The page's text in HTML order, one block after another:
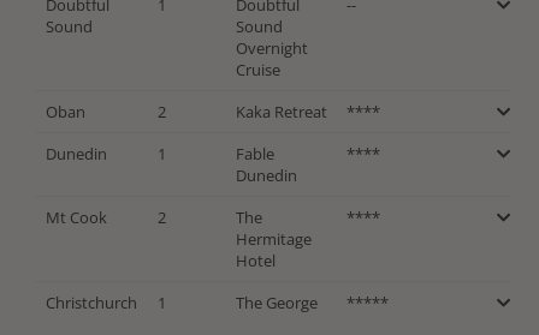
Doubtful
Sound
1
Doubtful
Sound
Overnight
Cruise
--
Oban 2 Kaka Retreat
****
Dunedin
1
Fable
Dunedin
****
Mt Cook 2
The
Hermitage
Hotel
****
Christchurch 1 The George *****